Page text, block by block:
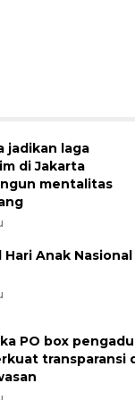
jadikan laga
di Jakarta
mentalitas
Hari Anak Nasional
PO box
transparansi